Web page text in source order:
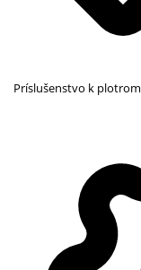
Príslušenstvo k plotrom